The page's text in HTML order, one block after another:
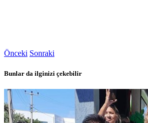
Önceki Sonraki
Bunlar da ilginizi çekebilir